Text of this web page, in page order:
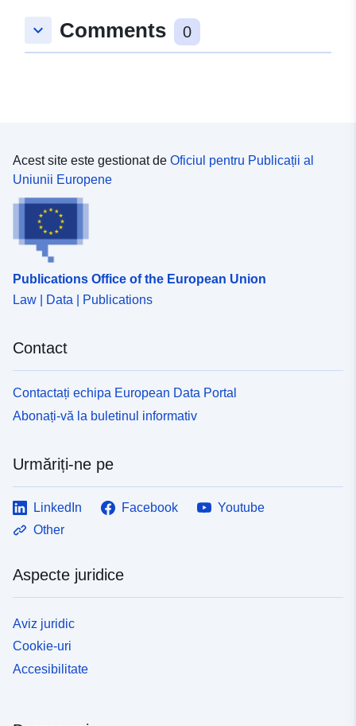
keyboard_arrow_down Comments 0
Acest site este gestionat de Oficiul pentru Publicații al
Uniunii Europene
Publications Office of the European Union
Law | Data | Publications
Contact
Contactați echipa European Data Portal
Abonați-vă la buletinul informativ
Urmăriți-ne pe
LinkedIn Facebook
Youtube
Other
Aspecte juridice
Aviz juridic
Cookie-uri
Accesibilitate